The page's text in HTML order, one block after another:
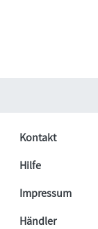
Kontakt
Hilfe
Impressum
Händler